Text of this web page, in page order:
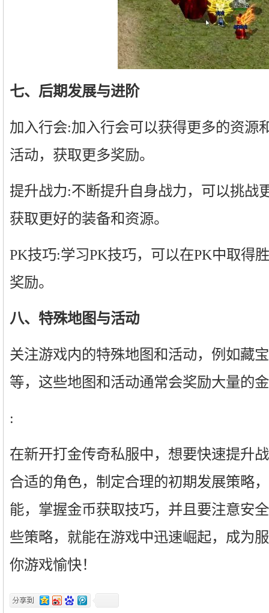
七、后期发展与进阶
加入行会:加入行会可以获得更多的资源
活动，获取更多奖励。
提升战力:不断提升自身战力，可以挑战
获取更好的装备和资源。
PK技巧:学习PK技巧，可以在PK中取得
奖励。
八、特殊地图与活动
关注游戏内的特殊地图和活动，例如藏
等，这些地图和活动通常会奖励大量的
:
在新开打金传奇私服中，想要快速提升
合适的角色，制定合理的初期发展策略
能，掌握金币获取技巧，并且要注意安
些策略，就能在游戏中迅速崛起，成为
你游戏愉快！